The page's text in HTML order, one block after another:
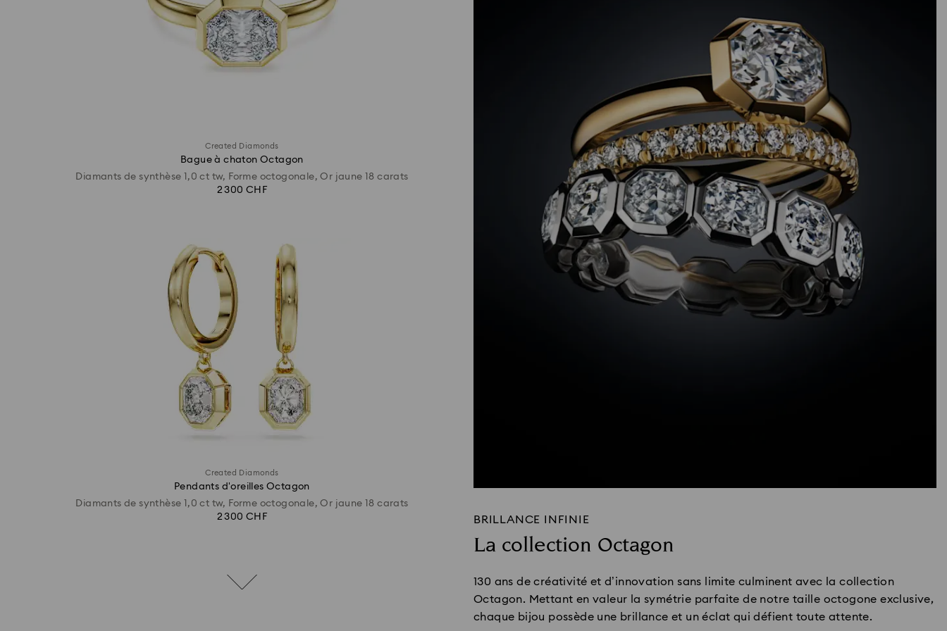
BRILLANCE INFINIE
La collection Octagon
130 ans de créativité et d’innovation sans limite culminent avec la collection
Octagon. Mettant en valeur la symétrie parfaite de notre taille octogone exclusive,
chaque bijou possède une brillance et un éclat qui défient toute attente.
Created Diamonds
Bague à chaton Octagon
Diamants de synthèse 1,0 ct tw, Forme octogonale, Or jaune 18 carats
2 300 CHF
Created Diamonds
Pendants d'oreilles Octagon
Diamants de synthèse 1,0 ct tw, Forme octogonale, Or jaune 18 carats
2 300 CHF